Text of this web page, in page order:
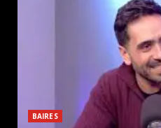
BAIRES